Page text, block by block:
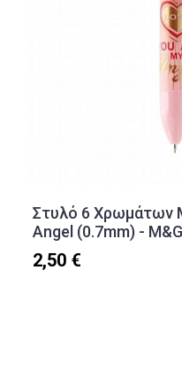
Στυλό 6 Χρωμάτων
Angel (0.7mm) - M&G
2,50 €